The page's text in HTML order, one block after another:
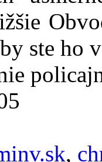
ste ho
,